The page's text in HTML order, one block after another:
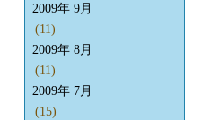
2009年 9月
(11)
2009年 8月
(11)
2009年 7月
(15)